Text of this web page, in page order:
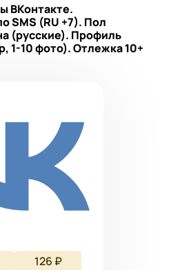
ВКонтакте.
SMS (RU +7). Пол
(русские). Профиль
1-10 фото). Отлежка 10+
126 ₽